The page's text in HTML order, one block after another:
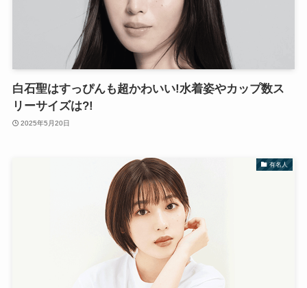
白石聖はすっぴんも超かわいい!水着姿やカップ数ス
リーサイズは?!
2025年5月20日
有名人